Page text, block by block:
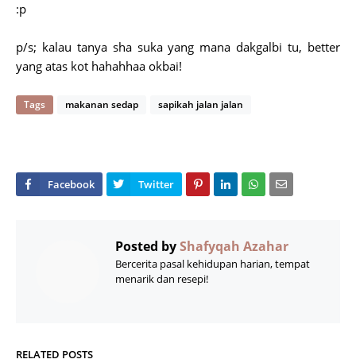
:p
p/s; kalau tanya sha suka yang mana dakgalbi tu, better
yang atas kot hahahhaa okbai!
Tags makanan sedap sapikah jalan jalan
Posted byShafyqah Azahar
Bercerita pasal kehidupan harian, tempat
menarik dan resepi!
RELATED POSTS